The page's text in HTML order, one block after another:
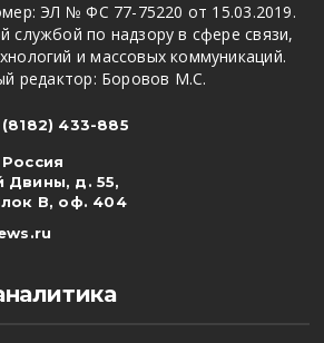
ЭЛ № ФС 77-75220 от 15.03.2019.
службой по надзору в сфере связи,
и массовых коммуникаций.
редактор: Боровов М.С.
433-885
Двины, д. 55,
В, оф. 404